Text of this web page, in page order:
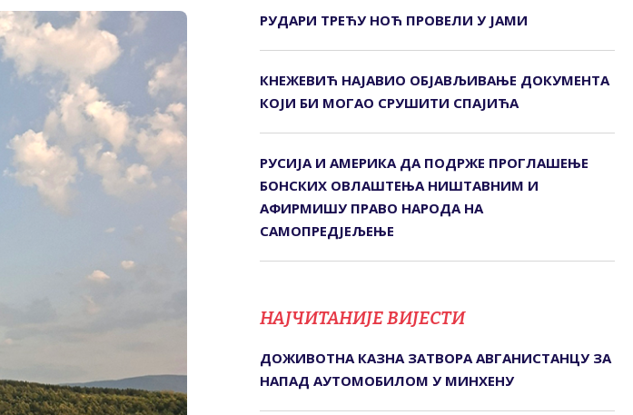
РУДАРИ ТРЕЋУ НОЋ ПРОВЕЛИ У ЈАМИ
КНЕЖЕВИЋ НАЈАВИО ОБЈАВЉИВАЊЕ ДОКУМЕНТА
КОЈИ БИ МОГАО СРУШИТИ СПАЈИЋА
РУСИЈА И АМЕРИКА ДА ПОДРЖЕ ПРОГЛАШЕЊЕ
БОНСКИХ ОВЛАШТЕЊА НИШТАВНИМ И
АФИРМИШУ ПРАВО НАРОДА НА
САМОПРЕДЈЕЉЕЊЕ
НАЈЧИТАНИЈЕ ВИЈЕСТИ
ДОЖИВОТНА КАЗНА ЗАТВОРА АВГАНИСТАНЦУ ЗА
НАПАД АУТОМОБИЛОМ У МИНХЕНУ